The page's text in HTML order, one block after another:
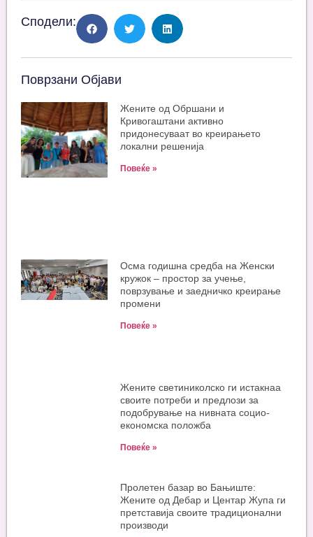
Сподели:
Поврзани Објави
Жените од Обршани и
Кривогаштани активно
придонесуваат во креирањето
локални решенија
Повеќе »
Oсма годишна средба на Женски
кружок – простор за учење,
поврзување и заедничко креирање
промени
Повеќе »
Жените светиниколско ги истакнаа
своите потреби и предлози за
подобрување на нивната социо-
економска положба
Повеќе »
Пролетен базар во Бањиште:
Жените од Дебар и Центар Жупа ги
претставија своите традиционални
производи